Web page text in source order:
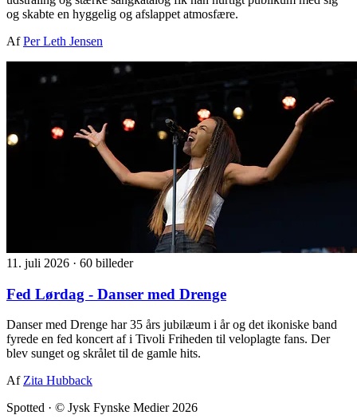
og skabte en hyggelig og afslappet atmosfære.
AfPer Leth Jensen
11. juli 2026 · 60 billeder
Fed Lørdag - Danser med Drenge
Danser med Drenge har 35 års jubilæum i år og det ikoniske band
fyrede en fed koncert af i Tivoli Friheden til veloplagte fans. Der
blev sunget og skrålet til de gamle hits.
Af Zita Hubback
Spotted · © Jysk Fynske Medier 2026